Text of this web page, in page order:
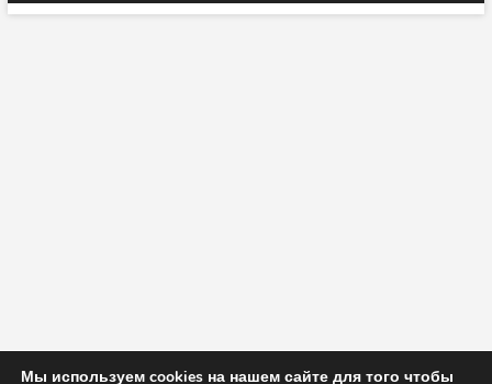
Мы используем cookies на нашем сайте для того чтобы